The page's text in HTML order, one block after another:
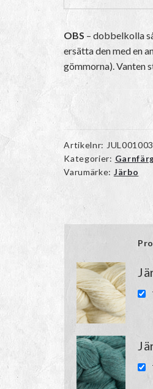
OBS – dobbelkolla
ersätta den med en
gömmorna). Vanten
Artikelnr: JUL001003
Kategorier:
Varumärke: Järbo